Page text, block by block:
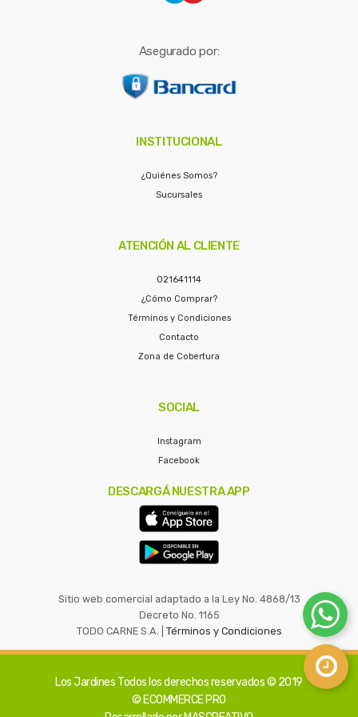
Asegurado por:
INSTITUCIONAL
¿Quiénes Somos?
Sucursales
ATENCIÓN AL CLIENTE
021641114
¿Cómo Comprar?
Términos y Condiciones
Contacto
Zona de Cobertura
SOCIAL
Instagram
Facebook
DESCARGÁ NUESTRA APP
Sitio web comercial adaptado a la Ley No. 4868/13
Decreto No. 1165
TODO CARNE S.A. | Términos y Condiciones
Los Jardines Todos los derechos reservados © 2019
© ECOMMERCE PRO